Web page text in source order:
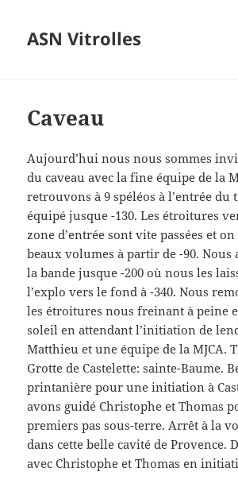
ASN Vitrolles
Caveau
Aujourd’hui nous nous sommes
du caveau avec la fine équipe de la
retrouvons à 9 spéléos à l’entrée du
équipé jusque -130. Les étroitures
zone d’entrée sont vite passées et
beaux volumes à partir de -90. Nous
la bande jusque -200 où nous les
l’explo vers le fond à -340. Nous
les étroitures nous freinant à peine
soleil en attendant l’initiation de
Matthieu et une équipe de la MJCA.
Grotte de Castelette: sainte-Baume.
printanière pour une initiation à
avons guidé Christophe et Thomas
premiers pas sous-terre. Arrêt à la
dans cette belle cavité de Provence.
avec Christophe et Thomas en